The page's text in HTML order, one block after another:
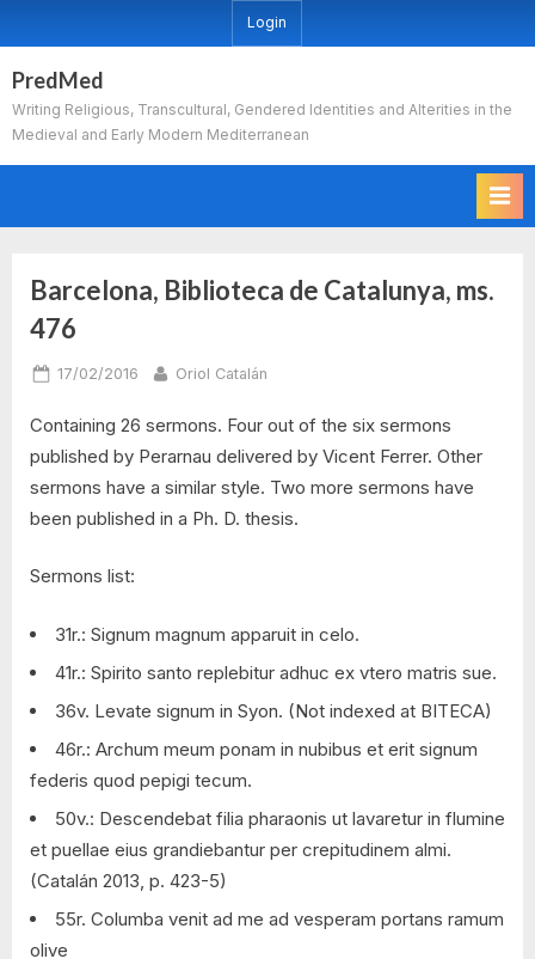
to
content
Login
PredMed
Writing Religious, Transcultural, Gendered Identities and Alterities in the
Medieval and Early Modern Mediterranean
Barcelona, Biblioteca de Catalunya, ms.
476
Posted
17/02/2016 By
Oriol Catalán
Containing 26 sermons. Four out of the six sermons
published by Perarnau delivered by Vicent Ferrer. Other
sermons have a similar style. Two more sermons have
been published in a Ph. D. thesis.
Sermons list:
31r.: Signum magnum apparuit in celo.
41r.: Spirito santo replebitur adhuc ex vtero matris sue.
36v. Levate signum in Syon. (Not indexed at BITECA)
46r.: Archum meum ponam in nubibus et erit signum
federis quod pepigi tecum.
50v.: Descendebat filia pharaonis ut lavaretur in flumine
et puellae eius grandiebantur per crepitudinem almi.
(Catalán 2013, p. 423-5)
55r. Columba venit ad me ad vesperam portans ramum
olive